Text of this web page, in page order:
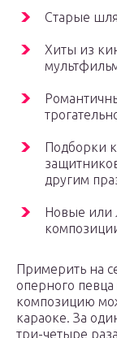
Старые
Хиты из
Подборки
другим
Новые или
Примерить на
оперного
композицию
караоке. За
три-четыре